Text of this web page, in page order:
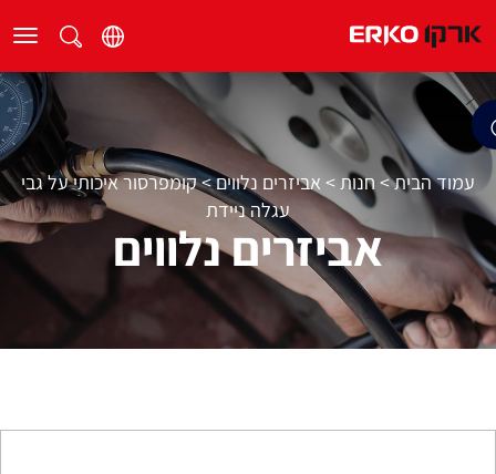
עמוד הבית> חנות> אביזרים נלווים>קומפרסור איכותי על גבי
עגלה ניידת
אביזרים נלווים